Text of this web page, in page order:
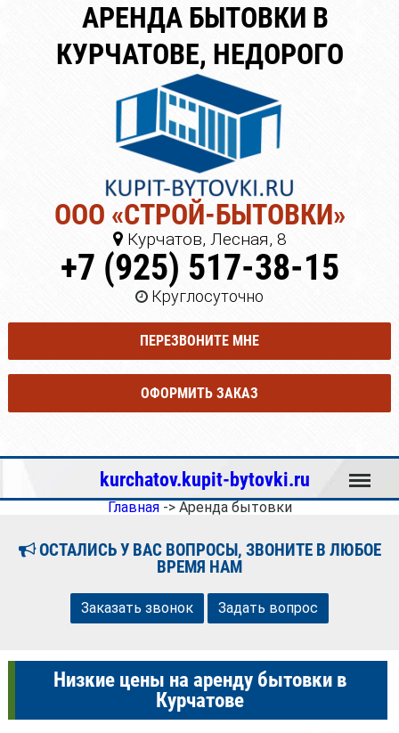
АРЕНДА БЫТОВКИ В
КУРЧАТОВЕ, НЕДОРОГО
ООО «СТРОЙ-БЫТОВКИ»
Курчатов, Лесная, 8
+7 (925) 517-38-15
Круглосуточно
ПЕРЕЗВОНИТЕ МНЕ
ОФОРМИТЬ ЗАКАЗ
kurchatov.kupit-bytovki.ru Меню
Главная-> Аренда бытовки
ОСТАЛИСЬ У ВАС ВОПРОСЫ, ЗВОНИТЕ В ЛЮБОЕ
ВРЕМЯ НАМ
Заказать звонок Задать вопрос
Низкие цены на аренду бытовки в
Курчатове